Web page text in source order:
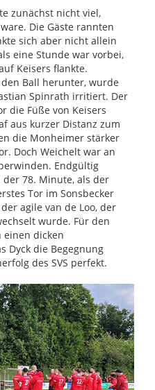
zunächst nicht viel,
Die Gäste rannten
sich aber nicht allein
eine Stunde war vorbei,
Keisers flankte.
Ball herunter, wurde
Spinrath irritiert. Der
die Füße von Keisers
aus kurzer Distanz zum
die Monheimer stärker
Doch Weichelt war an
Endgültig
der 78. Minute, als der
Tor im Sonsbecker
agile van de Loo, der
wurde. Für den
einen dicken
Dyck die Begegnung
des SVS perfekt.